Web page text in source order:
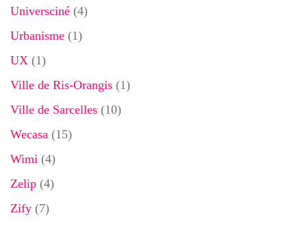
Universciné (4)
Urbanisme (1)
UX (1)
Ville de Ris-Orangis (1)
Ville de Sarcelles (10)
Wecasa (15)
Wimi (4)
Zelip (4)
Zify (7)